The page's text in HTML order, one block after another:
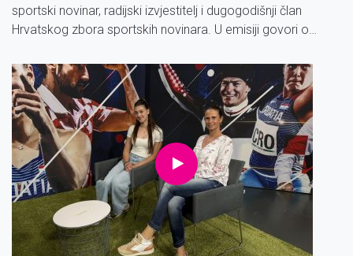
sportski novinar, radijski izvjestitelj i dugogodišnji član
Hrvatskog zbora sportskih novinara. U emisiji govori o
promjenama koje su obilježile sportsko novinarstvo.